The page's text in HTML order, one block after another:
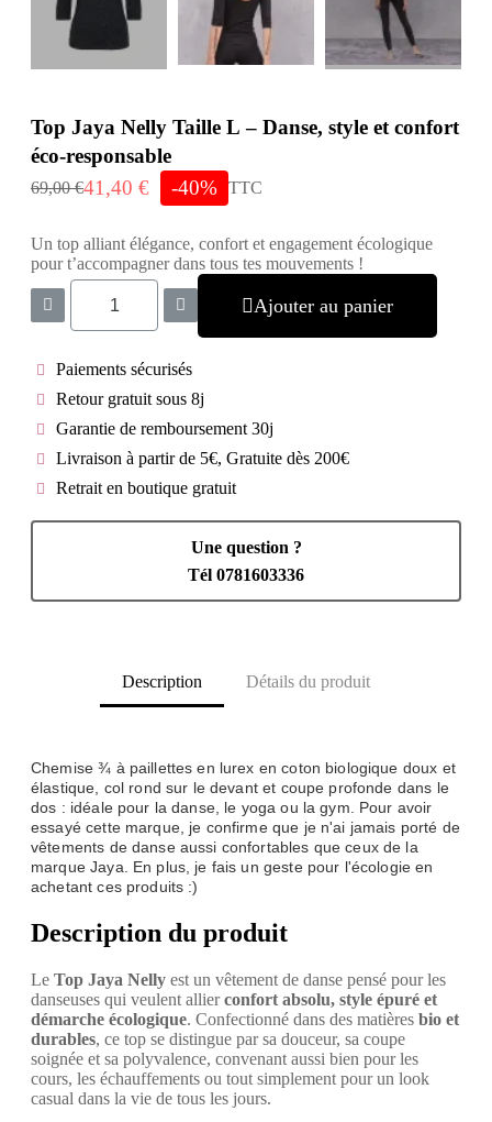
Top Jaya Nelly Taille L – Danse, style et confort
éco‑responsable
69,00 €41,40 € -40% TTC
Un top alliant élégance, confort et engagement écologique
pour t’accompagner dans tous tes mouvements !
Ajouter au panier
Paiements sécurisés
Retour gratuit sous 8j
Garantie de remboursement 30j
Livraison à partir de 5€, Gratuite dès 200€
Retrait en boutique gratuit
Une question ?
Tél 0781603336
Description Détails du produit
Chemise ¾ à paillettes en lurex en coton biologique doux et
élastique, col rond sur le devant et coupe profonde dans le
dos : idéale pour la danse, le yoga ou la gym. Pour avoir
essayé cette marque, je confirme que je n'ai jamais porté de
vêtements de danse aussi confortables que ceux de la
marque Jaya. En plus, je fais un geste pour l'écologie en
achetant ces produits :)
Description du produit
Le Top Jaya Nelly est un vêtement de danse pensé pour les
danseuses qui veulent allierconfort absolu, style épuré et
démarche écologique. Confectionné dans des matières bio et
durables, ce top se distingue par sa douceur, sa coupe
soignée et sa polyvalence, convenant aussi bien pour les
cours, les échauffements ou tout simplement pour un look
casual dans la vie de tous les jours.